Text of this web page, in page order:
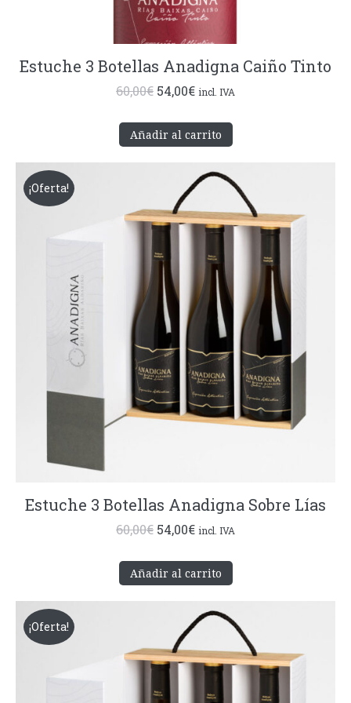
Estuche 3 Botellas Anadigna Caiño Tinto
60,00€ El
original
60,00€.
54,00€El
actual
54,00€.
incl. IVA
Añadir al carrito
¡Oferta!
Estuche 3 Botellas Anadigna Sobre Lías
60,00€ El
original
60,00€.
54,00€El
actual
54,00€.
incl. IVA
Añadir al carrito
¡Oferta!